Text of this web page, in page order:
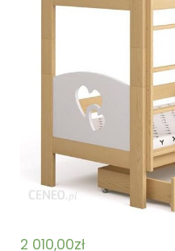
2 010,00zł